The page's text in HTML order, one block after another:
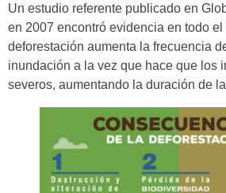
Un estudio referente publicado en
en 2007 encontró evidencia en todo
deforestación aumenta la frecuencia
inundación a la vez que hace que los
severos, aumentando la duración de